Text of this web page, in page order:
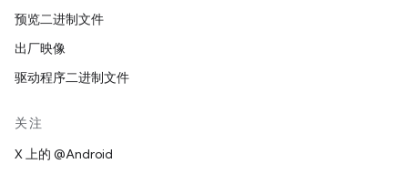
预览二进制文件
出厂映像
驱动程序二进制文件
关注
X 上的 @Android